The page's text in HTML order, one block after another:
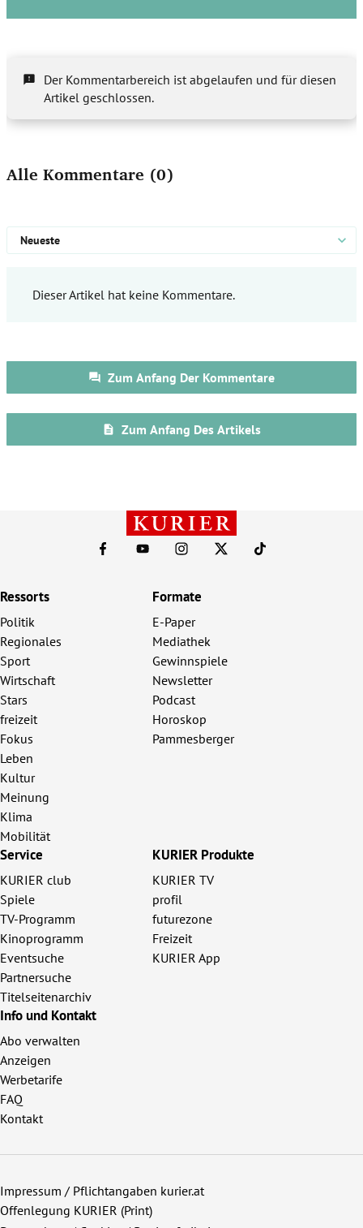
Ressorts
Politik
Regionales
Sport
Wirtschaft
Stars
freizeit
Fokus
Leben
Kultur
Meinung
Klima
Mobilität
Formate
E-Paper
Mediathek
Gewinnspiele
Newsletter
Podcast
Horoskop
Pammesberger
Service
KURIER club
Spiele
TV-Programm
Kinoprogramm
Eventsuche
Partnersuche
Titelseitenarchiv
KURIER Produkte
KURIER TV
profil
futurezone
Freizeit
KURIER App
Info und Kontakt
Abo verwalten
Anzeigen
Werbetarife
FAQ
Kontakt
Impressum / Pflichtangaben kurier.at
Offenlegung KURIER (Print)